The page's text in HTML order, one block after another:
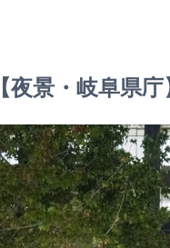
【夜景・岐阜県庁